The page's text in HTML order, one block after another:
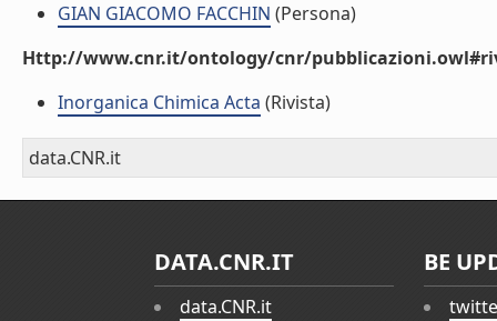
GIAN GIACOMO FACCHIN (Persona)
Http://www.cnr.it/ontology/cnr/
Inorganica Chimica Acta (Rivista)
data.CNR.it
DATA.CNR.IT
data.CNR.it
BE